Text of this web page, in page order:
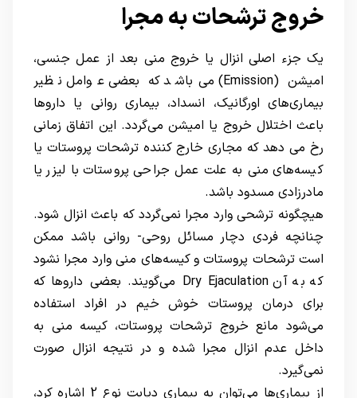
خروج ترشحات به مجرا
یک جزء اصلی انزال یا خروج منی بعد از عمل جنسی،
امیشن (Emission) می‌باشد که بعضی عوامل نظیر
بیماری‌های اورگانیک، انسداد، بیماری روانی یا داروها
باعث اختلال خروج یا امیشن می‌گردد. این اتفاق زمانی
رخ می دهد که مجاری خارج کننده ترشحات پروستات یا
کیسه‌های منی به علت عمل جراحی پروستات با لیزر یا
مادرزادی مسدود باشد.
هیچگونه ترشحی وارد مجرا نمی‌گردد که باعث انزال شود.
چنانچه فردی دچار مسائل روحی- روانی باشد ممکن
است ترشحات پروستات و کیسه‌های منی وارد مجرا نشود
که به آن Dry Ejaculation می‌گویند. بعضی داروها که
برای درمان پروستات خوش خیم در افراد استفاده
می‌شود مانع خروج ترشحات پروستات، کیسه منی به
داخل عدم انزال مجرا شده و در نتیجه انزال صورت
نمی‌گیرد.
از بیماری‌ها می‌توان به بیماری دیابت نوع 2 اشاره کرد،